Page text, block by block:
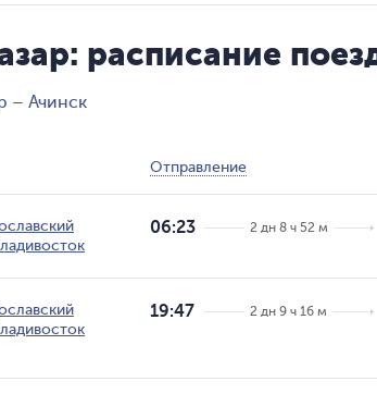
расписание
– Ачинск
Отправление
06:23 2 дн 8 ч 52 м
19:47 2 дн 9 ч 16 м